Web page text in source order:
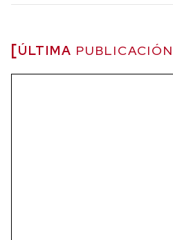
ÚLTIMA PUBLICACIÓN